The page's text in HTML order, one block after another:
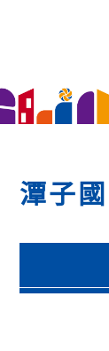
潭子